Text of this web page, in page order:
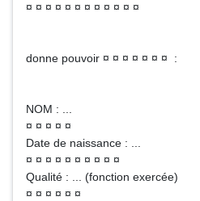
¤ ¤ ¤ ¤ ¤ ¤ ¤ ¤ ¤ ¤ ¤ ¤
donne pouvoir ¤ ¤ ¤ ¤ ¤ ¤ ¤ :
NOM : ...
¤ ¤ ¤ ¤ ¤
Date de naissance : ...
¤ ¤ ¤ ¤ ¤ ¤ ¤ ¤ ¤ ¤
Qualité : ... (fonction exercée)
¤ ¤ ¤ ¤ ¤ ¤